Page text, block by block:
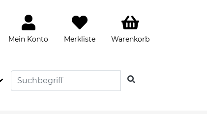
Mein Konto Merkliste Warenkorb
SUCHEN